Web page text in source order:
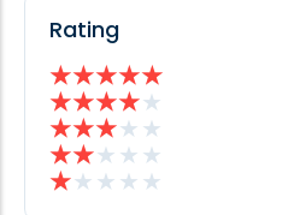
Rating
★★★★★
★★★★★
★★★★ ★
★★★ ★ ★
★★ ★ ★ ★